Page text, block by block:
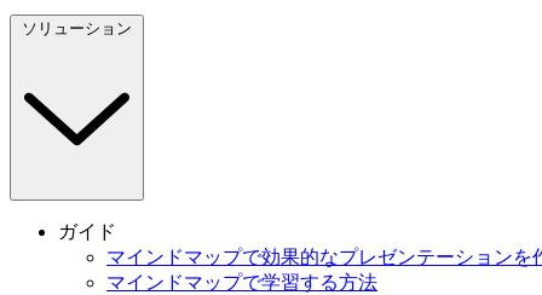
ソリューション
ガイド
マインドマップで効果的なプレゼンテーションを
マインドマップで学習する方法